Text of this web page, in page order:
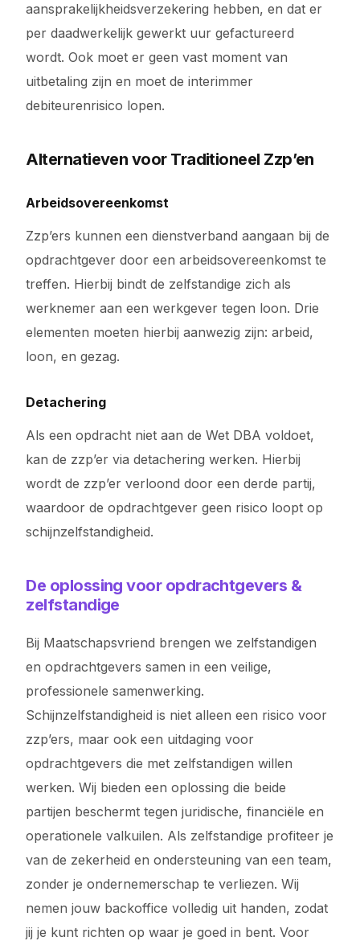
aansprakelijkheidsverzekering hebben, en dat er
per daadwerkelijk gewerkt uur gefactureerd
wordt. Ook moet er geen vast moment van
uitbetaling zijn en moet de interimmer
debiteurenrisico lopen.
Alternatieven voor Traditioneel Zzp’en
Arbeidsovereenkomst
Zzp’ers kunnen een dienstverband aangaan bij de
opdrachtgever door een arbeidsovereenkomst te
treffen. Hierbij bindt de zelfstandige zich als
werknemer aan een werkgever tegen loon. Drie
elementen moeten hierbij aanwezig zijn: arbeid,
loon, en gezag.
Detachering
Als een opdracht niet aan de Wet DBA voldoet,
kan de zzp’er via detachering werken. Hierbij
wordt de zzp’er verloond door een derde partij,
waardoor de opdrachtgever geen risico loopt op
schijnzelfstandigheid.
De oplossing voor opdrachtgevers &
zelfstandige
Bij Maatschapsvriend brengen we zelfstandigen
en opdrachtgevers samen in een veilige,
professionele samenwerking.
Schijnzelfstandigheid is niet alleen een risico voor
zzp’ers, maar ook een uitdaging voor
opdrachtgevers die met zelfstandigen willen
werken. Wij bieden een oplossing die beide
partijen beschermt tegen juridische, financiële en
operationele valkuilen. Als zelfstandige profiteer je
van de zekerheid en ondersteuning van een team,
zonder je ondernemerschap te verliezen. Wij
nemen jouw backoffice volledig uit handen, zodat
jij je kunt richten op waar je goed in bent. Voor